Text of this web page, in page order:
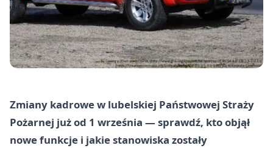
Zmiany kadrowe w lubelskiej Państwowej Straży
Pożarnej już od 1 września — sprawdź, kto objął
nowe funkcje i jakie stanowiska zostały